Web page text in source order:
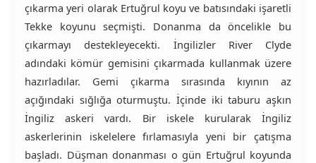
çıkarma yeri olarak Ertuğrul koyu ve batısındaki işaretli
Tekke koyunu seçmişti. Donanma da öncelikle bu
çıkarmayı destekleyecekti. İngilizler River Clyde
adındaki kömür gemisini çıkarmada kullanmak üzere
hazırladılar. Gemi çıkarma sırasında kıyının az
açığındaki sığlığa oturmuştu. İçinde iki taburu aşkın
İngiliz askeri vardı. Bir iskele kurularak İngiliz
askerlerinin iskelelere fırlamasıyla yeni bir çatışma
başladı. Düşman donanması o gün Ertuğrul koyunda